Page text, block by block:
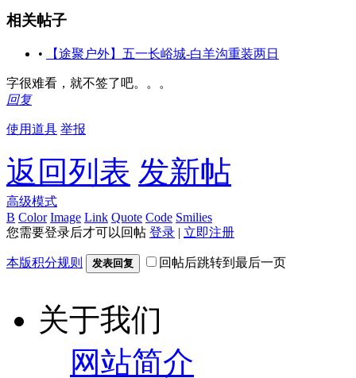
相关帖子
• 【途聚户外】五一长峪城-白羊沟重装两日
字很难看，就不签了吧。。。
回复
使用道具 举报
返回列表 发新帖
高级模式
B Color Image Link Quote Code Smilies
您需要登录后才可以回帖 登录 | 立即注册
本版积分规则 发表回复 回帖后跳转到最后一页
关于我们
网站简介